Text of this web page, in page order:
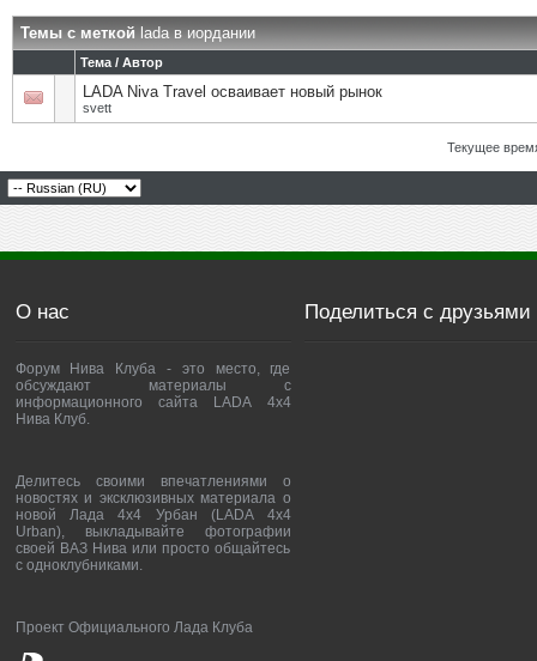
Темы с меткой lada в иордании
Тема / Автор
LADA Niva Travel осваивает новый рынок
svett
Текущее
О нас
Форум Нива Клуба - это место, где
обсуждают материалы с
информационного сайта LADA 4x4
Нива Клуб.
Делитесь своими впечатлениями о
новостях и эксклюзивных материала о
новой Лада 4х4 Урбан (LADA 4x4
Urban), выкладывайте фотографии
своей ВАЗ Нива или просто общайтесь
с одноклубниками.
Проект Официального Лада Клуба
Поделиться с друзьями